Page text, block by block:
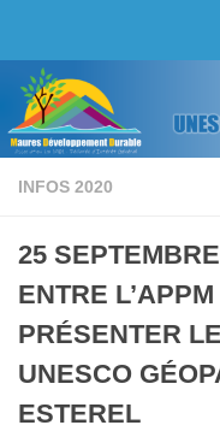
INFOS 2020
25
ENTRE
PRÉSENTER
UNESCO
ESTEREL